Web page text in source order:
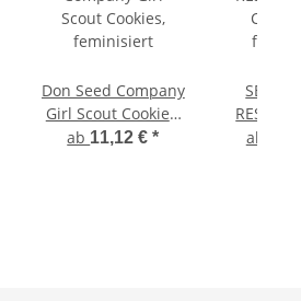
Don Seed Company
Girl Scout Cookies,
feminisiert
ab 11,12 €*
SENSI
ab